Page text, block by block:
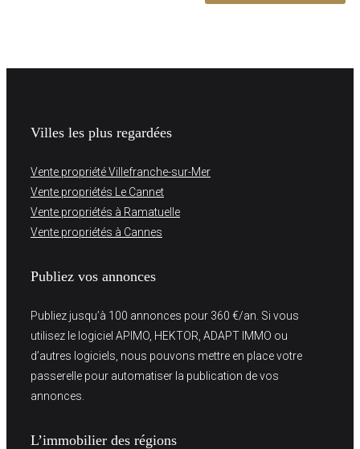
Villes les plus regardées
Vente propriété Villefranche-sur-Mer
Vente propriétés Le Cannet
Vente propriétés à Ramatuelle
Vente propriétés à Cannes
Publiez vos annonces
Publiez jusqu’à 100 annonces pour 360 €/an. Si vous
utilisez le logiciel APIMO, HEKTOR, ADAPT IMMO ou
d’autres logiciels, nous pouvons mettre en place votre
passerelle pour automatiser la publication de vos
annonces.
L’immobilier des régions